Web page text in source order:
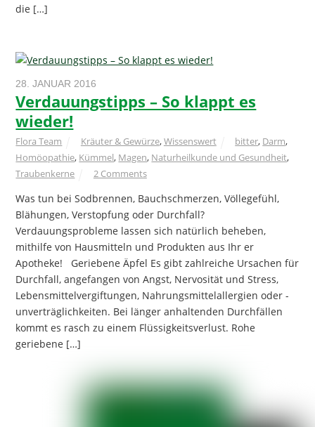
die […]
28. JANUAR 2016
Verdauungstipps – So klappt es
wieder!
Flora Team Kräuter & Gewürze,Wissenswert bitter, Darm,
Homöopathie, Kümmel, Magen, Naturheilkunde und Gesundheit,
Traubenkerne
2 Comments
Was tun bei Sodbrennen, Bauchschmerzen, Völlegefühl,
Blähungen, Verstopfung oder Durchfall?
Verdauungsprobleme lassen sich natürlich beheben,
mithilfe von Hausmitteln und Produkten aus Ihr er
Apotheke! Geriebene Äpfel Es gibt zahlreiche Ursachen für
Durchfall, angefangen von Angst, Nervosität und Stress,
Lebensmittelvergiftungen, Nahrungsmittelallergien oder -
unverträglichkeiten. Bei länger anhaltenden Durchfällen
kommt es rasch zu einem Flüssigkeitsverlust. Rohe
geriebene […]